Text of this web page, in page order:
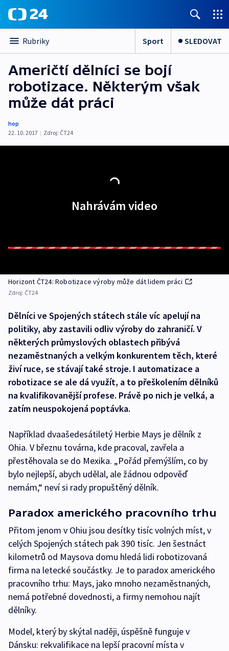
Rubriky Sport SLEDOVAT
Američtí dělníci se bojí
robotizace. Některým však
může dát práci
hop
22. 10. 2017 | Zdroj: ČT24
Nahrávám video
Horizont ČT24: Robotizace výroby může dát lidem práci
Zdroj: ČT24
Dělníci ve Spojených státech stále víc apelují na
politiky, aby zastavili odliv výroby do zahraničí. V
některých průmyslových oblastech přibývá
nezaměstnaných a velkým konkurentem těch, které
živí ruce, se stávají také stroje. I automatizace a
robotizace se ale dá využít, a to přeškolením dělníků
na kvalifikovanější profese. Právě po nich je velká, a
zatím neuspokojená poptávka.
Například dvaašedesátiletý Herbie Mays je dělník z
Ohia. V březnu továrna, kde pracoval, zavřela a
přestěhovala se do Mexika. „Pořád přemýšlím, co by
bylo nejlepší, abych udělal, ale žádnou odpověď
nemám,“ neví si rady propuštěný dělník.
Paradox amerického pracovního trhu
Přitom jenom v Ohiu jsou desítky tisíc volných míst, v
celých Spojených státech pak 390 tisíc. Jen šestnáct
kilometrů od Maysova domu hledá lidi robotizovaná
firma na letecké součástky. Je to paradox amerického
pracovního trhu: Mays, jako mnoho nezaměstnaných,
nemá potřebné dovednosti, a firmy nemohou najít
dělníky.
Model, který by skýtal naději, úspěšně funguje v
Dánsku: rekvalifikace na lepší pracovní místa v